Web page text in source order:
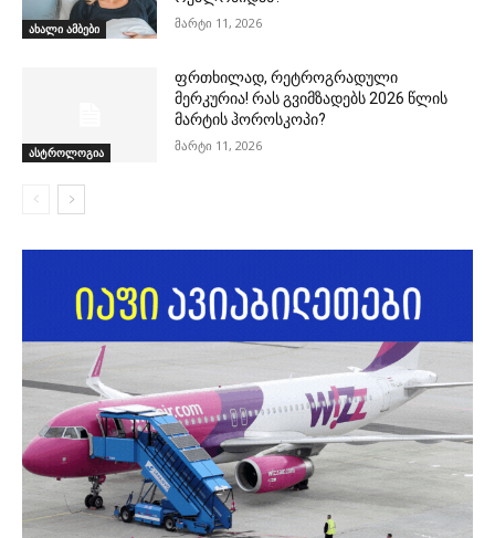
ახალი ამბები მარტი 11, 2026
ასტროლოგია
ფრთხილად, რეტროგრადული
მერკურია! რას გვიმზადებს 2026 წლის
მარტის ჰოროსკოპი?
მარტი 11, 2026